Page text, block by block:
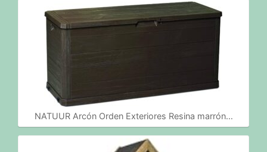
NATUUR Arcón Orden Exteriores Resina marrón…